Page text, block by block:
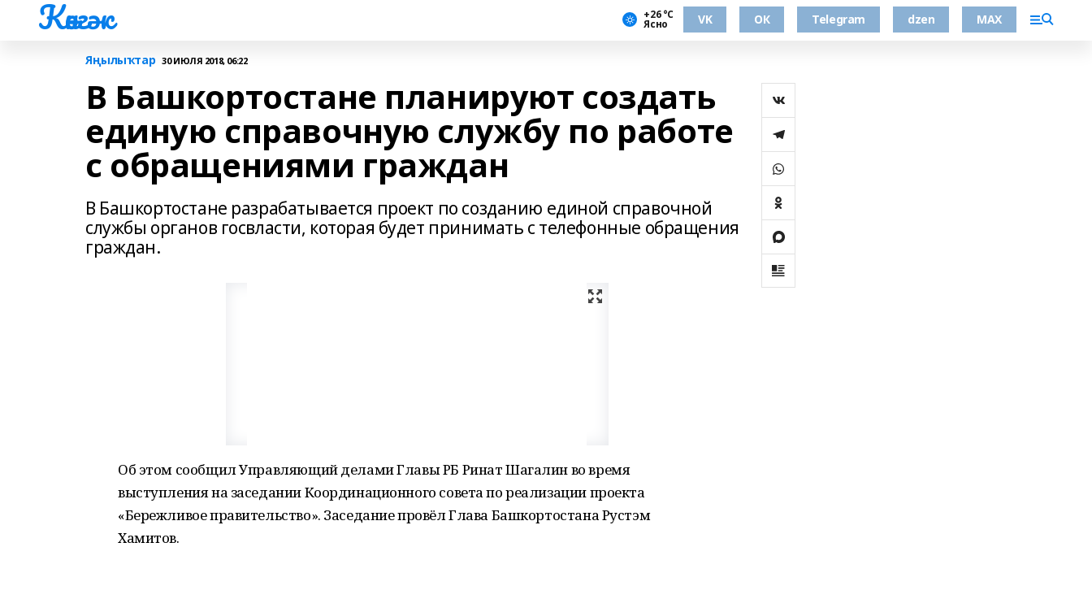
Көнгәк +26 °С
Ясно VK ОК Telegram dzen MAX
Яңылыҡтар 30 ИЮЛЯ 2018, 06:22
В Башкортостане планируют создать
единую справочную службу по работе
с обращениями граждан
В Башкортостане разрабатывается проект по созданию единой справочной
службы органов госвласти, которая будет принимать с телефонные обращения
граждан.
Об этом сообщил Управляющий делами Главы РБ Ринат Шагалин во время
выступления на заседании Координационного совета по реализации проекта
«Бережливое правительство». Заседание провёл Глава Башкортостана Рустэм
Хамитов.